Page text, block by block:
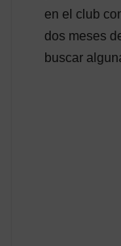
en el club
dos meses
buscar